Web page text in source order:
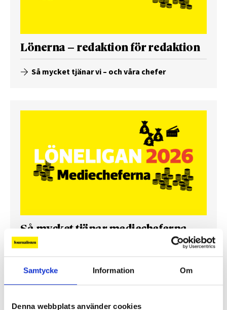
Samtycke Information Om
Denna webbplats använder cookies
Lönerna – redaktion för redaktion
Så mycket tjänar vi – och våra chefer
Så mycket tjänar mediecheferna